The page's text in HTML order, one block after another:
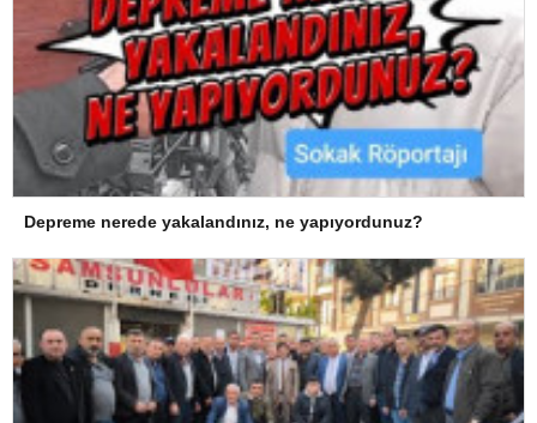
Depreme nerede yakalandınız, ne yapıyordunuz?